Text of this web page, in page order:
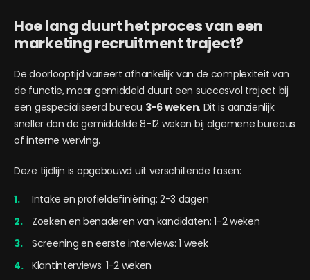
Hoe lang duurt het proces van een
marketing recruitment traject?
De doorlooptijd varieert afhankelijk van de complexiteit van
de functie, maar gemiddeld duurt een succesvol traject bij
een gespecialiseerd bureau 3-6 weken. Dit is aanzienlijk
sneller dan de gemiddelde 8-12 weken bij algemene bureaus
of interne werving.
Deze tijdlijn is opgebouwd uit verschillende fasen:
Intake en profieldefiniëring: 2-3 dagen
Zoeken en benaderen van kandidaten: 1-2 weken
Screening en eerste interviews: 1 week
Klantinterviews: 1-2 weken